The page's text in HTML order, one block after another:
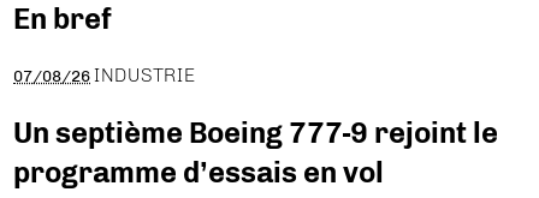
En bref
07/08/26 INDUSTRIE
Un septième Boeing 777-9 rejoint le
programme d’essais en vol